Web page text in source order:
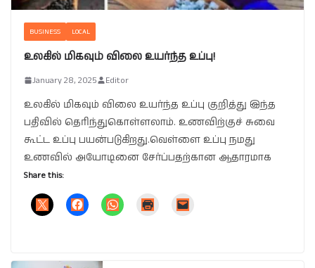
BUSINESS LOCAL
உலகில் மிகவும் விலை உயர்ந்த உப்பு!
January 28, 2025 Editor
உலகில் மிகவும் விலை உயர்ந்த உப்பு குறித்து இந்த
பதிவில் தெரிந்துகொள்ளலாம். உணவிற்குச் சுவை
கூட்ட உப்பு பயன்படுகிறது.வெள்ளை உப்பு நமது
உணவில் அயோடினை சேர்ப்பதற்கான ஆதாரமாக
Share this: